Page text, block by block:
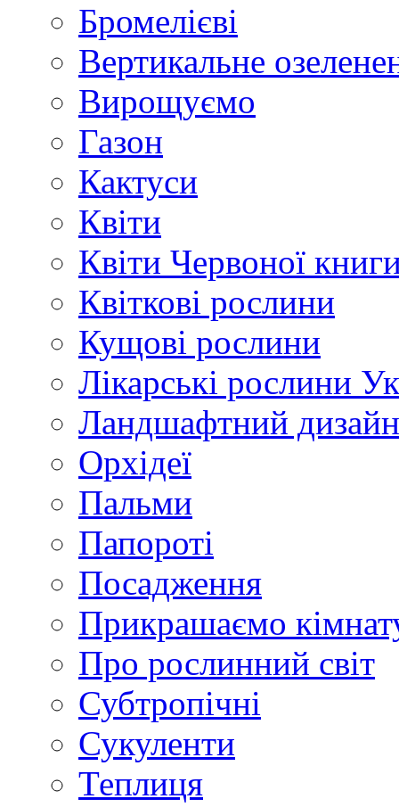
Бромелієві
Вертикальне
Вирощуємо
Газон
Кактуси
Квіти
Квіти Червоної
Квіткові рослини
Кущові рослини
Лікарські рослини
Ландшафтний дизайн
Орхідеї
Пальми
Папороті
Посадження
Прикрашаємо
Про рослинний світ
Субтропічні
Сукуленти
Теплиця